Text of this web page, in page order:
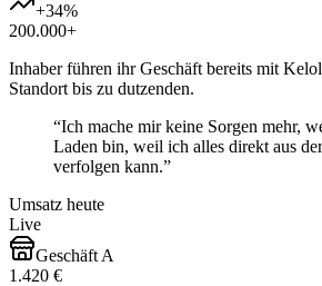
+34%
200.000+
Inhaber führen ihr Geschäft bereits mit
Standort bis zu dutzenden.
“Ich mache mir keine Sorgen mehr,
Laden bin, weil ich alles direkt aus
verfolgen kann.”
Umsatz heute
Live
Geschäft A
1.420 €